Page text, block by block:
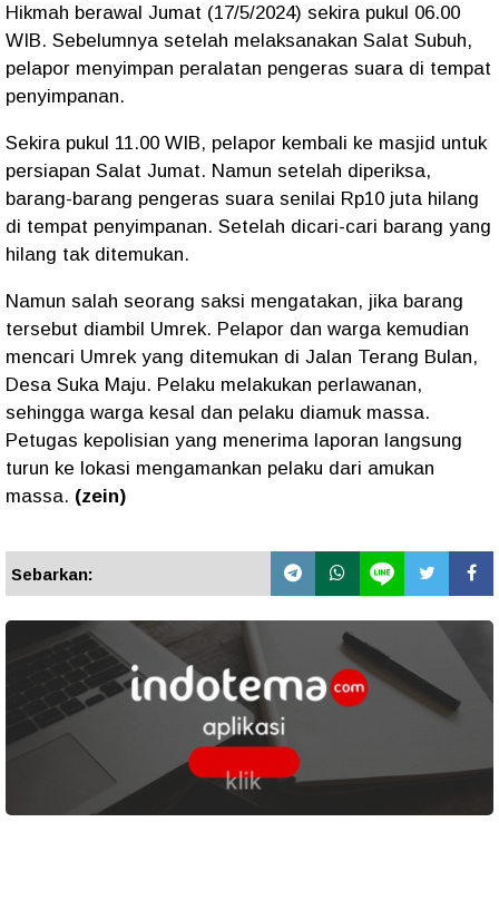
Hikmah berawal Jumat (17/5/2024) sekira pukul 06.00
WIB. Sebelumnya setelah melaksanakan Salat Subuh,
pelapor menyimpan peralatan pengeras suara di tempat
penyimpanan.
Sekira pukul 11.00 WIB, pelapor kembali ke masjid untuk
persiapan Salat Jumat. Namun setelah diperiksa,
barang-barang pengeras suara senilai Rp10 juta hilang
di tempat penyimpanan. Setelah dicari-cari barang yang
hilang tak ditemukan.
Namun salah seorang saksi mengatakan, jika barang
tersebut diambil Umrek. Pelapor dan warga kemudian
mencari Umrek yang ditemukan di Jalan Terang Bulan,
Desa Suka Maju. Pelaku melakukan perlawanan,
sehingga warga kesal dan pelaku diamuk massa.
Petugas kepolisian yang menerima laporan langsung
turun ke lokasi mengamankan pelaku dari amukan
massa. (zein)
Sebarkan: